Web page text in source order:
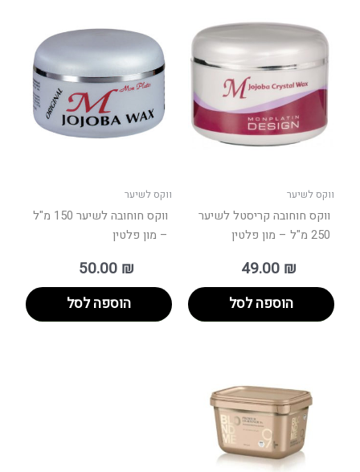
ווקס לשיער
ווקס חוחובה לשיער 150 מ"ל
– מון פלטין
50.00 ₪
הוספה לסל
ווקס לשיער
ווקס חוחובה קריסטל לשיער
250 מ"ל – מון פלטין
49.00 ₪
הוספה לסל